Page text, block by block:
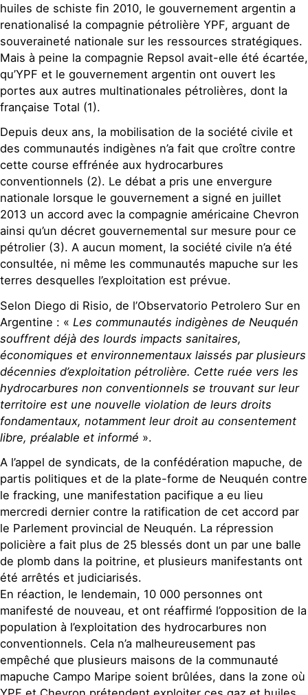
huiles de schiste fin 2010, le gouvernement argentin a
renationalisé la compagnie pétrolière YPF, arguant de
souveraineté nationale sur les ressources stratégiques.
Mais à peine la compagnie Repsol avait-elle été écartée,
qu’YPF et le gouvernement argentin ont ouvert les
portes aux autres multinationales pétrolières, dont la
française Total (1).
Depuis deux ans, la mobilisation de la société civile et
des communautés indigènes n’a fait que croître contre
cette course effrénée aux hydrocarbures
conventionnels (2). Le débat a pris une envergure
nationale lorsque le gouvernement a signé en juillet
2013 un accord avec la compagnie américaine Chevron
ainsi qu’un décret gouvernemental sur mesure pour ce
pétrolier (3). A aucun moment, la société civile n’a été
consultée, ni même les communautés mapuche sur les
terres desquelles l’exploitation est prévue.
Selon Diego di Risio, de l’Observatorio Petrolero Sur en
Argentine : « Les communautés indigènes de Neuquén
souffrent déjà des lourds impacts sanitaires,
économiques et environnementaux laissés par plusieurs
décennies d’exploitation pétrolière. Cette ruée vers les
hydrocarbures non conventionnels se trouvant sur leur
territoire est une nouvelle violation de leurs droits
fondamentaux, notamment leur droit au consentement
libre, préalable et informé ».
A l’appel de syndicats, de la confédération mapuche, de
partis politiques et de la plate-forme de Neuquén contre
le fracking, une manifestation pacifique a eu lieu
mercredi dernier contre la ratification de cet accord par
le Parlement provincial de Neuquén. La répression
policière a fait plus de 25 blessés dont un par une balle
de plomb dans la poitrine, et plusieurs manifestants ont
été arrêtés et judiciarisés.
En réaction, le lendemain, 10 000 personnes ont
manifesté de nouveau, et ont réaffirmé l’opposition de la
population à l’exploitation des hydrocarbures non
conventionnels. Cela n’a malheureusement pas
empêché que plusieurs maisons de la communauté
mapuche Campo Maripe soient brûlées, dans la zone où